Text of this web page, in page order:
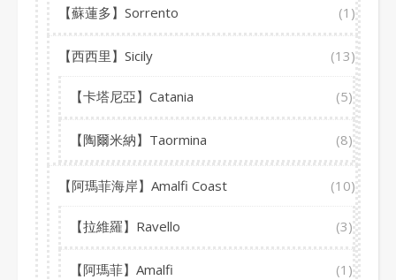
【蘇蓮多】Sorrento (1)
【西西里】Sicily (13)
【卡塔尼亞】Catania (5)
【陶爾米納】Taormina (8)
【阿瑪菲海岸】Amalfi Coast (10)
【拉維羅】Ravello (3)
【阿瑪菲】Amalfi (1)